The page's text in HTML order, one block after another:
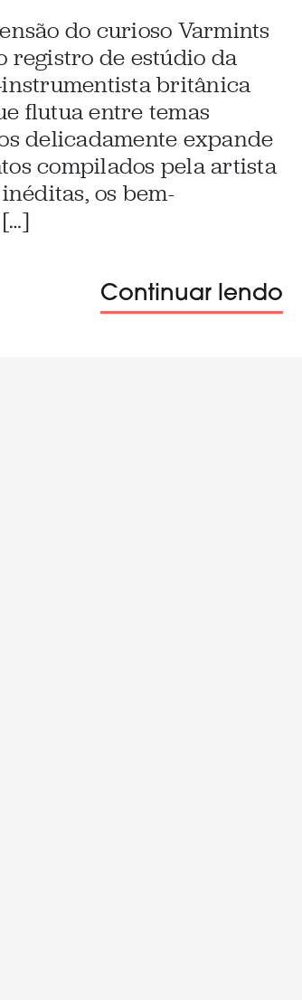
do curioso Varmints
registro de estúdio da
britânica
flutua entre temas
delicadamente expande
compilados pela artista
os bem-
Continuar lendo